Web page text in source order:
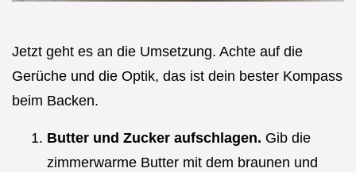
Jetzt geht es an die Umsetzung. Achte auf die
Gerüche und die Optik, das ist dein bester Kompass
beim Backen.
Butter und Zucker aufschlagen. Gib die
zimmerwarme Butter mit dem braunen und